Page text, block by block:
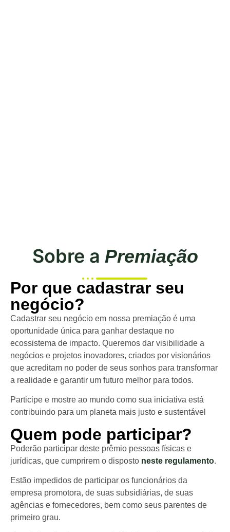
Sobre a Premiação
Por que cadastrar seu
negócio?
Cadastrar seu negócio em nossa premiação é uma
oportunidade única para ganhar destaque no
ecossistema de impacto. Queremos dar visibilidade a
negócios e projetos inovadores, criados por visionários
que acreditam no poder de seus sonhos para transformar
a realidade e garantir um futuro melhor para todos.
Participe e mostre ao mundo como sua iniciativa está
contribuindo para um planeta mais justo e sustentável
Quem pode participar?
Poderão participar deste prêmio pessoas físicas e
jurídicas, que cumprirem o disposto neste regulamento.
Estão impedidos de participar os funcionários da
empresa promotora, de suas subsidiárias, de suas
agências e fornecedores, bem como seus parentes de
primeiro grau.